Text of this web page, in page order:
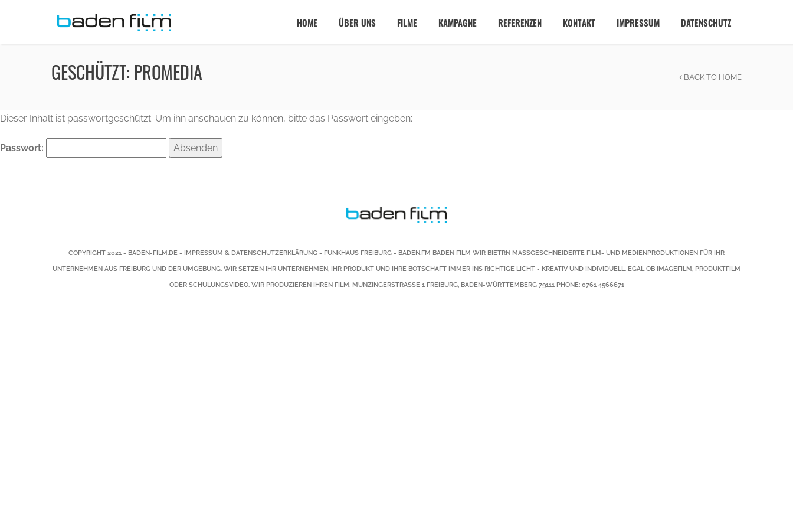
HOME ÜBER UNS FILME KAMPAGNE REFERENZEN KONTAKT IMPRESSUM DATENSCHUTZ
GESCHÜTZT: PROMEDIA BACK TO HOME
Dieser Inhalt ist passwortgeschützt. Um ihn anschauen zu können, bitte das Passwort eingeben:
Passwort:
COPYRIGHT 2021 - BADEN-FILM.DE - IMPRESSUM & DATENSCHUTZERKLÄRUNG - FUNKHAUS FREIBURG - BADEN.FM BADEN FILM WIR BIETRN MASSGESCHNEIDERTE FILM- UND MEDIENPRODUKTIONEN FÜR IHR U
NTERNEHMEN AUS FREIBURG UND DER UMGEBUNG. WIR SETZEN IHR UNTERNEHMEN, IHR PRODUKT UND IHRE BOTSCHAFT IMMER INS RICHTIGE LICHT - KREATIV UND INDIVIDUELL. EGAL OB IMAGEFILM, PRODUKTFILM O
DER SCHULUNGSVIDEO. WIR PRODUZIEREN IHREN FILM. MUNZINGERSTRASSE 1 FREIBURG, BADEN-WÜRTTEMBERG 79111PHONE: 0761 4566671